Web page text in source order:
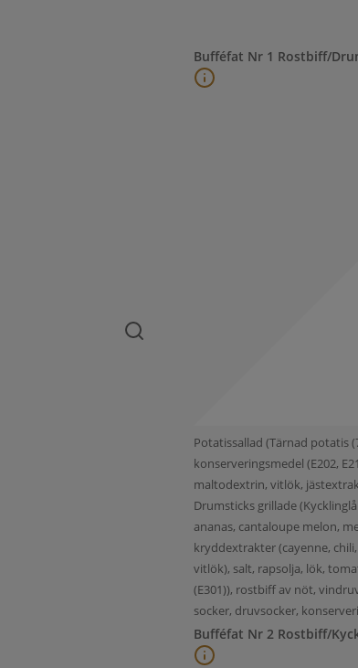
Bufféfat Nr 1 Rostbiff/
Potatissallad (Tärnad potatis
konserveringsmedel (E202,
maltodextrin, vitlök,
Drumsticks grillade
ananas, cantaloupe melon,
kryddextrakter (cayenne,
vitlök), salt, rapsolja, lök,
(E301)), rostbiff av nöt,
socker, druvsocker,
Bufféfat Nr 2 Rostbiff/